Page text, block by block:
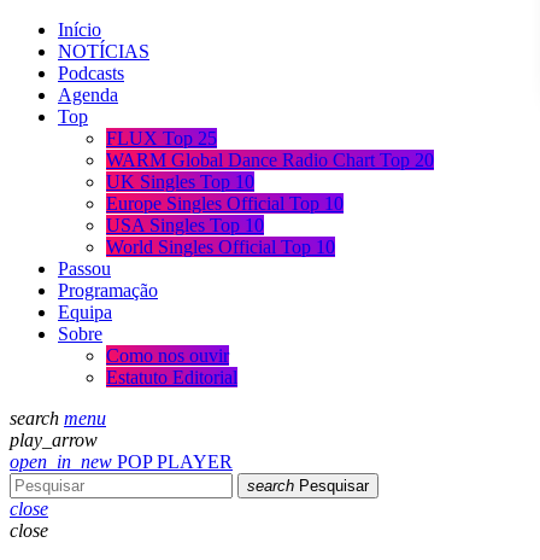
Início
NOTÍCIAS
Podcasts
Agenda
Top
FLUX Top 25
WARM Global Dance Radio Chart Top 20
UK Singles Top 10
Europe Singles Official Top 10
USA Singles Top 10
World Singles Official Top 10
Passou
Programação
Equipa
Sobre
Como nos ouvir
Estatuto Editorial
search menu
play_arrow
open_in_new POP PLAYER
search Pesquisar
close
close